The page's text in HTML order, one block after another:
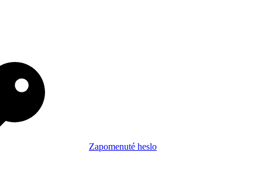
Zapomenuté heslo